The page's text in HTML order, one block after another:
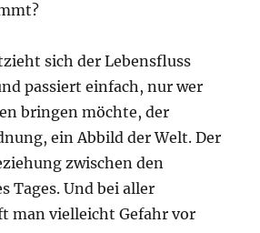
sich der Lebensfluss
passiert einfach, nur wer
bringen möchte, der
ein Abbild der Welt. Der
zwischen den
Tages. Und bei aller
man vielleicht Gefahr vor